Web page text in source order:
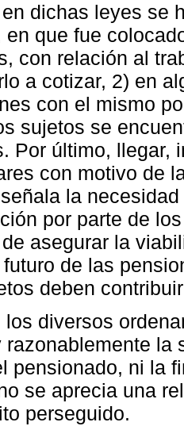
dichas leyes se
en que fue
con relación al
a cotizar, 2) en
con el mismo
sujetos se
Por último, llegar,
con motivo de
la
por parte de
asegurar la
de las
deben
los diversos
razonablemente la
pensionado, ni la
se aprecia una
perseguido.